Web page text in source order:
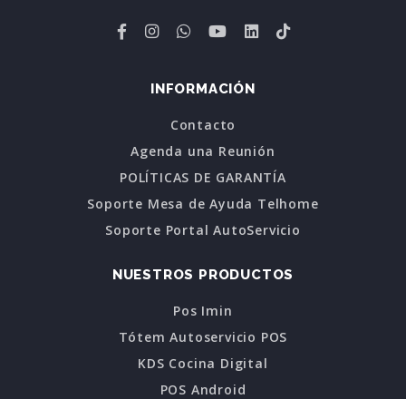
INFORMACIÓN
Contacto
Agenda una Reunión
POLÍTICAS DE GARANTÍA
Soporte Mesa de Ayuda Telhome
Soporte Portal AutoServicio
NUESTROS PRODUCTOS
Pos Imin
Tótem Autoservicio POS
KDS Cocina Digital
POS Android